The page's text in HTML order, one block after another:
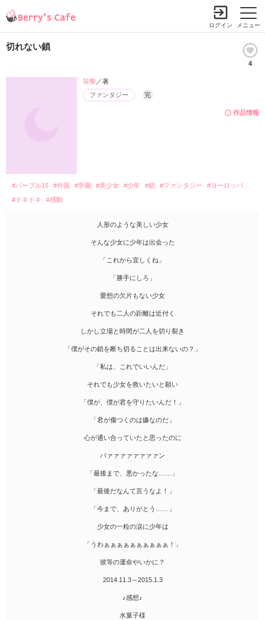
メニュー
ログイン
切れない鎖
4
作品情報
ファンタジー 完
笹黎／著
#パープル15 #外国 #学園 #美少女 #少年 #鎖 #ファンタジー
#ヨーロッパ
#ドキドキ
#感動
人形のような美しい少女
そんな少女に少年は出会った
「これから宜しくね」
「勝手にしろ」
愛想の欠片もない少女
それでも二人の距離は近付く
しかし立場と時間が二人を切り裂き
「僕がその鎖を断ち切ることは出来ないの？」
「私は、これでいいんだ」
それでも少女を救いたいと願い
「僕が、僕が君を守りたいんだ！」
「君が傷つくのは嫌なのだ」
心が通い合っていたと思ったのに
パァァァァァァァァン
「最後まで、悪かったな……」
「最後だなんて言うなよ！」
「今まで、ありがとう……」
少女の一粒の涙に少年は
「うわぁぁぁぁぁぁぁぁぁぁ！」
彼等の運命やいかに？
2014.11.3～2015.1.3
♪感想♪
水菓子様